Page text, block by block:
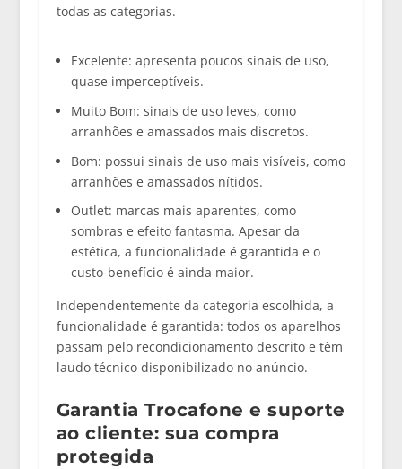
todas as categorias.
Excelente: apresenta poucos sinais de uso,
quase imperceptíveis.
Muito Bom: sinais de uso leves, como
arranhões e amassados mais discretos.
Bom: possui sinais de uso mais visíveis, como
arranhões e amassados nítidos.
Outlet: marcas mais aparentes, como
sombras e efeito fantasma. Apesar da
estética, a funcionalidade é garantida e o
custo-benefício é ainda maior.
Independentemente da categoria escolhida, a
funcionalidade é garantida: todos os aparelhos
passam pelo recondicionamento descrito e têm
laudo técnico disponibilizado no anúncio.
Garantia Trocafone e suporte
ao cliente: sua compra
protegida